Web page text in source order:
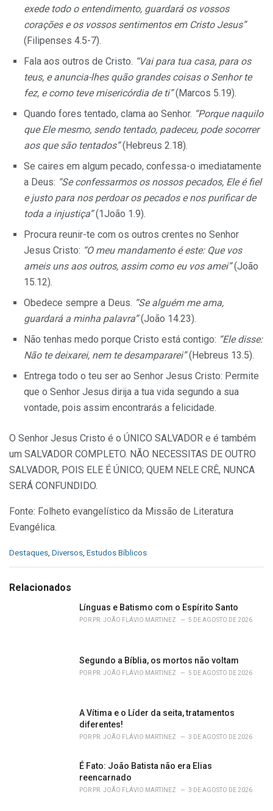
exede todo o entendimento, guardará os vossos
corações e os vossos sentimentos em Cristo Jesus”
(Filipenses 4.5-7).
Fala aos outros de Cristo. “Vai para tua casa, para os
teus, e anuncia-lhes quão grandes coisas o Senhor te
fez, e como teve misericórdia de ti”(Marcos 5.19).
Quando fores tentado, clama ao Senhor. “Porque naquilo
que Ele mesmo, sendo tentado, padeceu, pode socorrer
aos que são tentados”(Hebreus 2.18).
Se caires em algum pecado, confessa-o imediatamente
a Deus: “Se confessarmos os nossos pecados, Ele é fiel
e justo para nos perdoar os pecados e nos purificar de
toda a injustiça”(1João 1.9).
Procura reunir-te com os outros crentes no Senhor
Jesus Cristo: “O meu mandamento é este: Que vos
ameis uns aos outros, assim como eu vos amei”(João
15.12).
Obedece sempre a Deus. “Se alguém me ama,
guardará a minha palavra”(João 14.23).
Não tenhas medo porque Cristo está contigo: “Ele disse:
Não te deixarei, nem te desampararei”(Hebreus 13.5).
Entrega todo o teu ser ao Senhor Jesus Cristo: Permite
que o Senhor Jesus dirija a tua vida segundo a sua
vontade, pois assim encontrarás a felicidade.
O Senhor Jesus Cristo é o ÚNICO SALVADOR e é também
um SALVADOR COMPLETO. NÃO NECESSITAS DE OUTRO
SALVADOR, POIS ELE É ÚNICO; QUEM NELE CRÊ, NUNCA
SERÁ CONFUNDIDO.
Fonte: Folheto evangelístico da Missão de Literatura
Evangélica.
C
e
Destaques Diversos Estudos Bíblicos
Relacionados
Línguas e Batismo com o Espírito Santo
POR PR. JOÃO FLÁVIO MARTINEZ 5 DE AGOSTO DE 2026
Segundo a Bíblia, os mortos não voltam
POR PR. JOÃO FLÁVIO MARTINEZ 5 DE AGOSTO DE 2026
A Vítima e o Líder da seita, tratamentos
diferentes!
POR PR. JOÃO FLÁVIO MARTINEZ 3 DE AGOSTO DE 2026
É Fato: João Batista não era Elias
reencarnado
POR PR. JOÃO FLÁVIO MARTINEZ 3 DE AGOSTO DE 2026